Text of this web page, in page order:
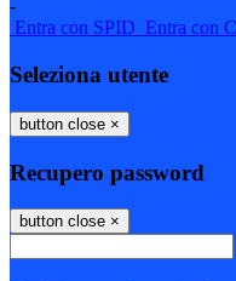
-
Entra con SPID Entra con
Seleziona utente
button close ×
Recupero password
button close ×